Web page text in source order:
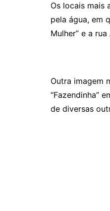
Os locais mais
pela água, em
Mulher” e a
Outra imagem
“Fazendinha”
de diversas